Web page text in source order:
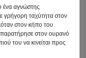
ένα αγνώστης
γρήγορη ταχύτητα στον
στον κήπο του
παρατήρησε στον ουρανό
του να κινείται προς